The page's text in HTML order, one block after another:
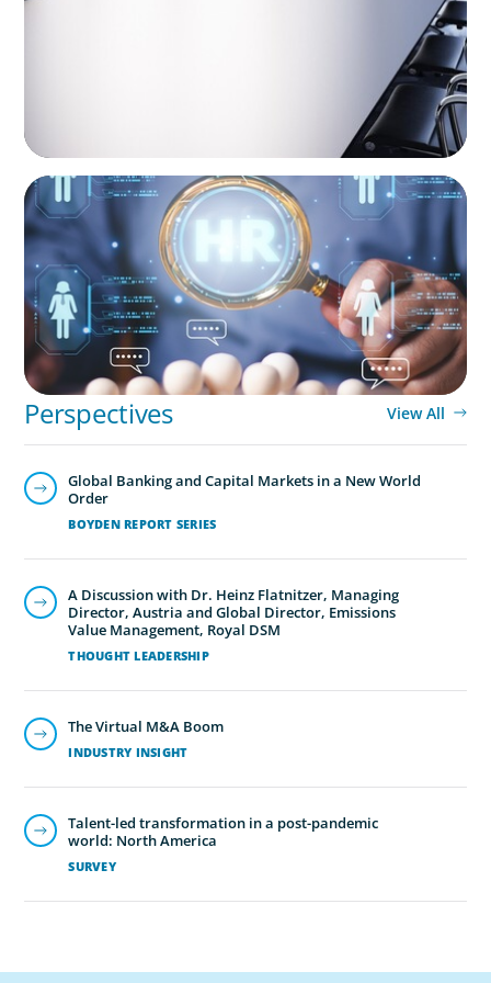
INVESTMENT BANKING & MARKETS
Leadership Strategy and Succession Planning
in Banking Acquisitions
Perspectives View All
BOYDEN REPORT SERIES
Global Banking and Capital Markets in a New World
Order
THOUGHT LEADERSHIP
A Discussion with Dr. Heinz Flatnitzer, Managing
Director, Austria and Global Director, Emissions
Value Management, Royal DSM
INDUSTRY INSIGHT
The Virtual M&A Boom
SURVEY
Talent-led transformation in a post-pandemic
world: North America